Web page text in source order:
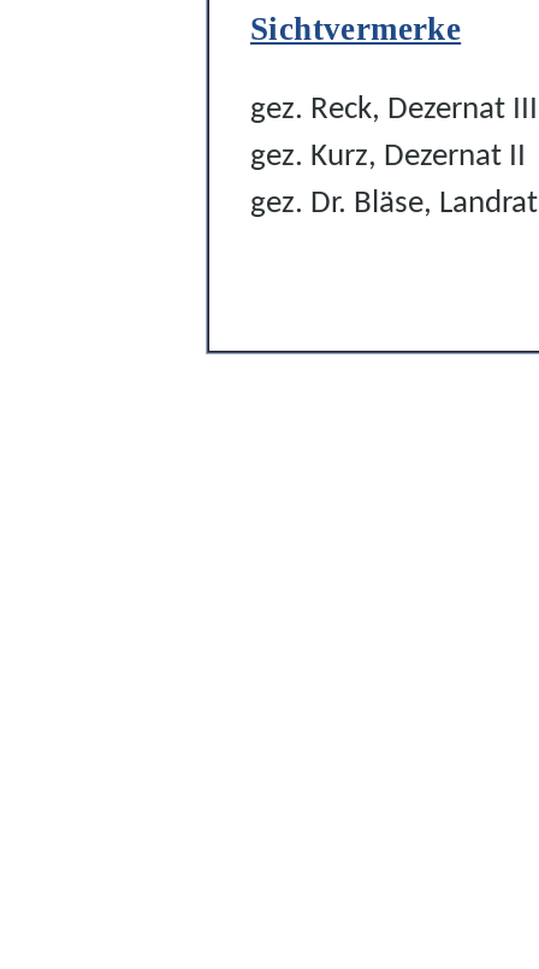
Sichtvermerke
gez. Reck, Dezernat III
gez. Kurz, Dezernat II
gez. Dr. Bläse, Landrat